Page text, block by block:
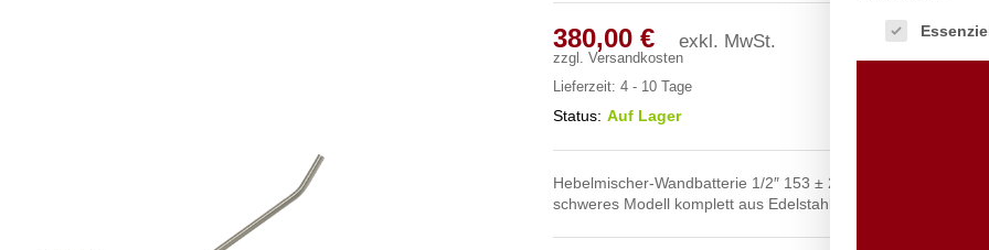
380,00 € exkl. MwSt.
zzgl. Versandkosten
Lieferzeit: 4 - 10 Tage
Status: Auf Lager
Hebelmischer-Wandbatterie 1/2″ 153 ± 20 mm mit
schweres Modell komplett aus Edelstahl
Es folgt eine